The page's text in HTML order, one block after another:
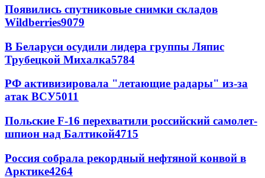
Появились спутниковые снимки складов
Wildberries9079
В Беларуси осудили лидера группы Ляпис
Трубецкой Михалка5784
РФ активизировала "летающие радары" из-за
атак ВСУ5011
Польские F-16 перехватили российский самолет-
шпион над Балтикой4715
Россия собрала рекордный нефтяной конвой в
Арктике4264